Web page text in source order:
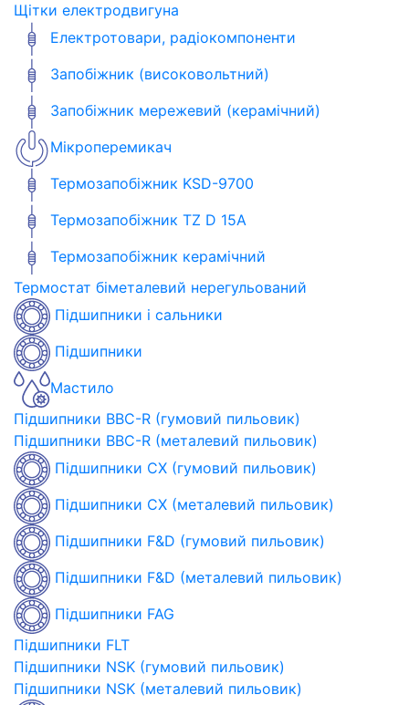
Щітки електродвигуна
Електротовари, радіокомпоненти
Запобіжник (високовольтний)
Запобіжник мережевий (керамічний)
Мікроперемикач
Термозапобіжник KSD-9700
Термозапобіжник TZ D 15A
Термозапобіжник керамічний
Термостат біметалевий нерегульований
Підшипники і сальники
Підшипники
Мастило
Підшипники BBC-R (гумовий пильовик)
Підшипники BBC-R (металевий пильовик)
Підшипники CX (гумовий пильовик)
Підшипники CX (металевий пильовик)
Підшипники F&D (гумовий пильовик)
Підшипники F&D (металевий пильовик)
Підшипники FAG
Підшипники FLT
Підшипники NSK (гумовий пильовик)
Підшипники NSK (металевий пильовик)